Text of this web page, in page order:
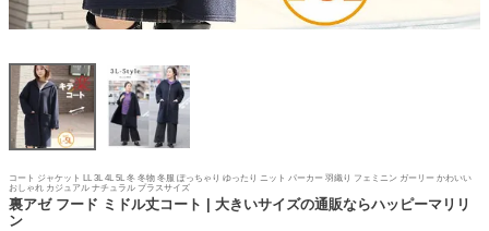
コート ジャケット LL 3L 4L 5L 冬 冬物 冬服 ぽっちゃり ゆったり ニット パーカー 羽織り フェミニン ガーリー かわいい
おしゃれ カジュアル ナチュラル プラスサイズ
裏アゼ フード ミドル丈コート | 大きいサイズの通販ならハッピーマリリ
ン